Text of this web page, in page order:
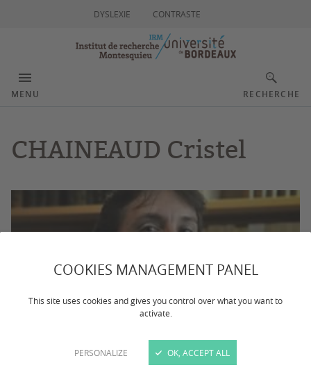
COOKIES MANAGEMENT PANEL
This site uses cookies and gives you control over what you want to
activate.
PERSONALIZE OK, ACCEPT ALL
DYSLEXIE CONTRASTE
MENU RECHERCHE
CHAINEAUD Cristel